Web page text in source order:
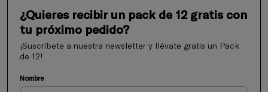
¿Quieres recibir un pack de 12 gratis con
tu próximo pedido?
¡Suscríbete a nuestra newsletter y llévate gratis un Pack
de 12!
Nombre